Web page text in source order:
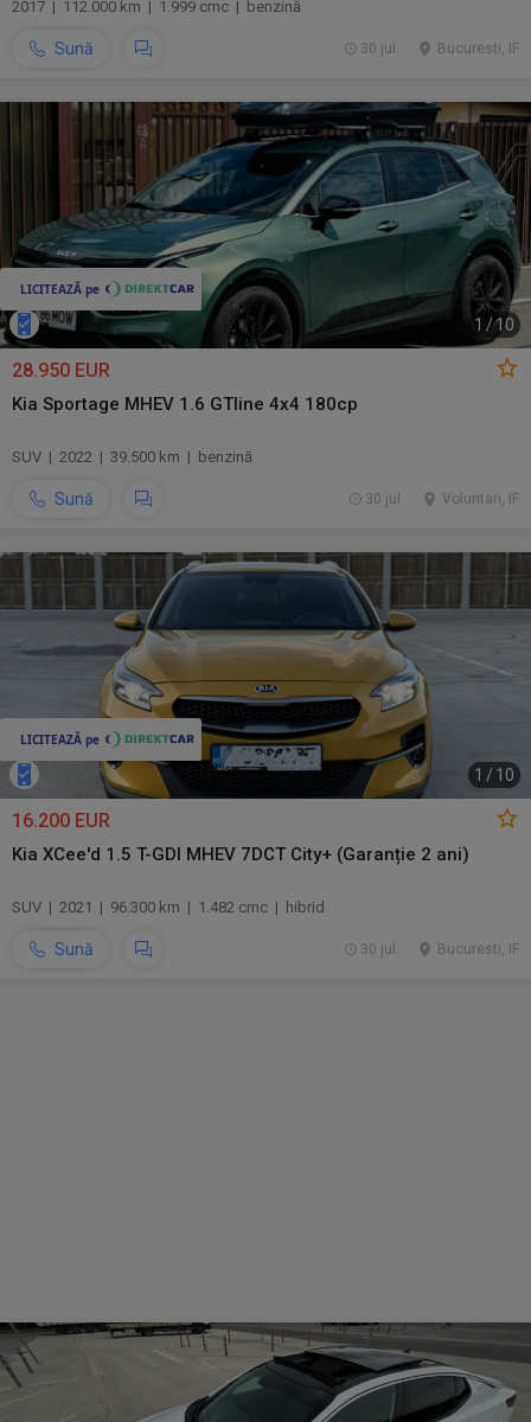
2017 | 112.000 km | 1.999 cmc | benzină
Sună Bucuresti, IF
30 jul.
1 /10
28.950 EUR
Kia Sportage MHEV 1.6 GTline 4x4 180cp
SUV | 2022 | 39.500 km | benzină
Sună Voluntari, IF
30 jul.
1 / 10
16.200 EUR
Kia XCee'd 1.5 T-GDI MHEV 7DCT City+ (Garanție 2 ani)
SUV | 2021 | 96.300 km | 1.482 cmc | hibrid
Sună Bucuresti, IF
30 jul.